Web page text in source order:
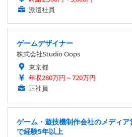
派遣社員
ゲームデザイナー
株式会社Studio Oops
東京都
年収280万円～720万円
正社員
ゲーム・遊技機制作会社のメディ
で経験5年以上